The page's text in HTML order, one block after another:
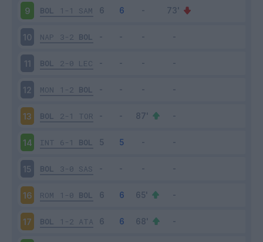
9 BOL 1-1 SAM
10 NAP 3-2 BOL
11 BOL 2-0 LEC
12 MON 1-2 BOL
13 BOL 2-1 TOR
14 INT 6-1 BOL
15 BOL 3-0 SAS
16 ROM 1-0 BOL
17 BOL 1-2 ATA